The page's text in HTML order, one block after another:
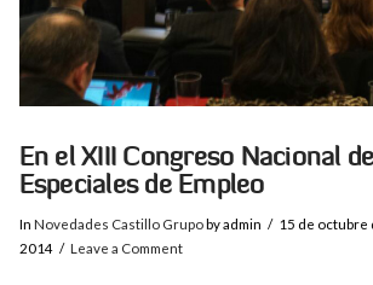
En el XIII Congreso Nacional
Especiales de Empleo
In Novedades Castillo Grupoby admin
15 de octubre
2014
Leave a Comment